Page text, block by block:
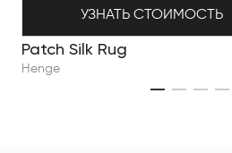
УЗНАТЬ СТОИМОСТЬ
Patch Silk Rug
Henge